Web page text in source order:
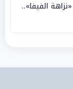
الفيفا»..